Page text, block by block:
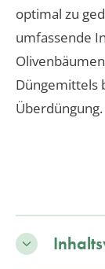
optimal zu
umfassende
Düngemittels
Überdüngung.